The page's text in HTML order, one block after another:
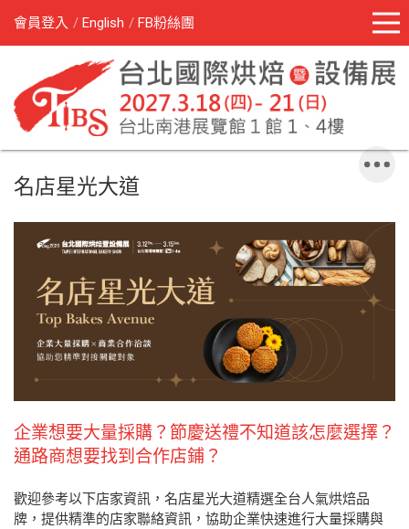
會員登入 English FB粉絲團
名店星光大道
企業想要大量採購？節慶送禮不知道該怎麼選擇？
通路商想要找到合作店鋪？
歡迎參考以下店家資訊，名店星光大道精選全台人氣烘焙品
牌，提供精準的店家聯絡資訊，協助企業快速進行大量採購與